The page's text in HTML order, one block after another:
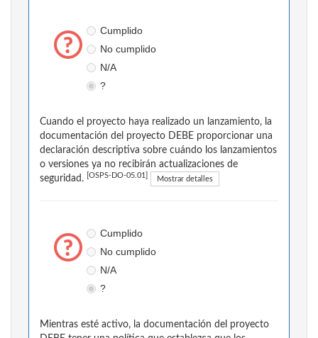
Cumplido
No cumplido
N/A
?
Cuando el proyecto haya realizado un lanzamiento, la
documentación del proyecto DEBE proporcionar una
declaración descriptiva sobre cuándo los lanzamientos
o versiones ya no recibirán actualizaciones de
seguridad.
[OSPS-DO-05.01] Mostrar detalles
Cumplido
No cumplido
N/A
?
Mientras esté activo, la documentación del proyecto